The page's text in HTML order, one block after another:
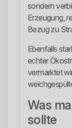
sondern
Erzeugung,
Bezug zu
Ebenfalls
echter
vermarktet
Was
sollte